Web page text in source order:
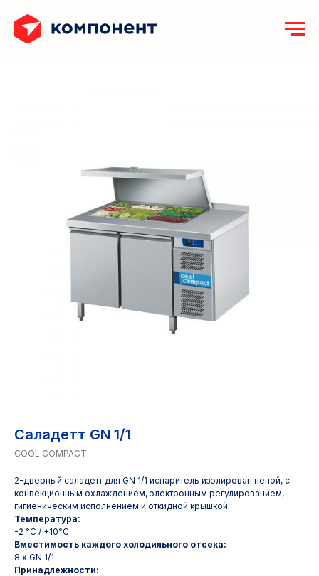
Саладетт GN 1/1
COOL COMPACT
2-дверный саладетт для GN 1/1 испаритель изолирован пеной, с
конвекционным охлаждением, электронным регулированием,
гигиеническим исполнением и откидной крышкой.
Температура:
-2 °C / +10°C
Вместимость каждого холодильного отсека:
8 x GN 1/1
Принадлежности: